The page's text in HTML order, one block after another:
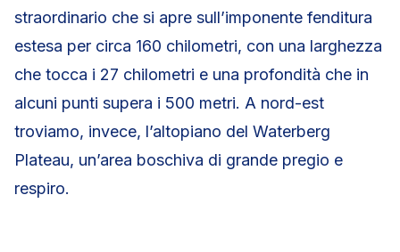
straordinario che si apre sull’imponente fenditura
estesa per circa 160 chilometri, con una larghezza
che tocca i 27 chilometri e una profondità che in
alcuni punti supera i 500 metri. A nord-est
troviamo, invece, l’altopiano del Waterberg
Plateau, un’area boschiva di grande pregio e
respiro.